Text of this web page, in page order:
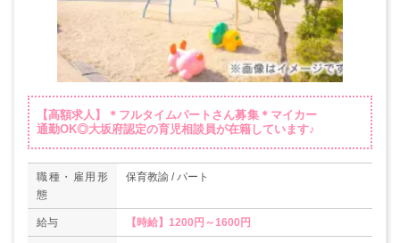
【高額求人】＊フルタイムパートさん募集＊マイカー
通勤OK◎大坂府認定の育児相談員が在籍しています♪
職種・雇用形
態
保育教諭 / パート
給与 【時給】1200円～1600円